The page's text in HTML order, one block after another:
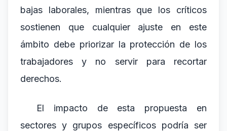
bajas laborales, mientras que los críticos
sostienen que cualquier ajuste en este
ámbito debe priorizar la protección de los
trabajadores y no servir para recortar
derechos.
El impacto de esta propuesta en
sectores y grupos específicos podría ser